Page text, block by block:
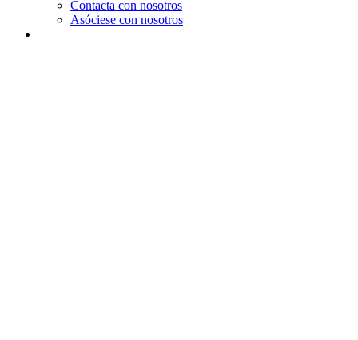
Contacta con nosotros
Asóciese con nosotros